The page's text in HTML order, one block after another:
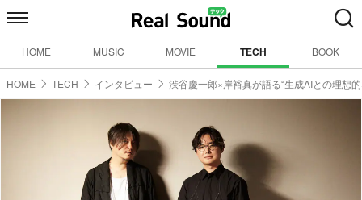
HOME MUSIC MOVIE TECH BOOK
HOME TECH インタビュー 渋谷慶一郎×岸裕真が語る“生成AIとの理想